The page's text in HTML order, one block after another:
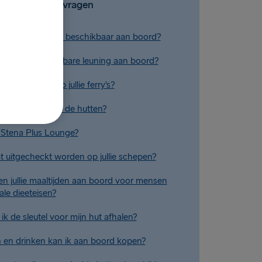
Gerelateerde vragen
beschikbaar aan boord?
met verstelbare leuning aan boord?
zijn er op jullie ferry’s?
zijn er in de hutten?
Plus Lounge?
uitgecheckt worden op jullie schepen?
jullie maaltijden aan boord voor mensen
dieeteisen?
de sleutel voor mijn hut afhalen?
en drinken kan ik aan boord kopen?